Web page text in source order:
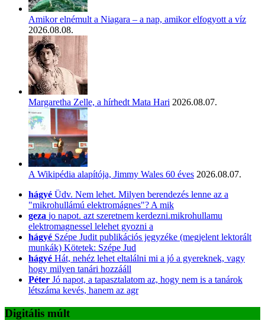
Amikor elnémult a Niagara – a nap, amikor elfogyott a víz
2026.08.08.
Margaretha Zelle, a hírhedt Mata Hari 2026.08.07.
A Wikipédia alapítója, Jimmy Wales 60 éves 2026.08.07.
hágyé Üdv. Nem lehet. Milyen berendezés lenne az a
"mikrohullámú elektromágnes"? A mik
geza jo napot. azt szeretnem kerdezni.mikrohullamu
elektromagnessel lelehet gyozni a
hágyé Szépe Judit publikációs jegyzéke (megjelent lektorált
munkák) Kötetek: Szépe Jud
hágyé Hát, nehéz lehet eltalálni mi a jó a gyereknek, vagy
hogy milyen tanári hozzááll
Péter Jó napot, a tapasztalatom az, hogy nem is a tanárok
létszáma kevés, hanem az agr
Digitális múlt